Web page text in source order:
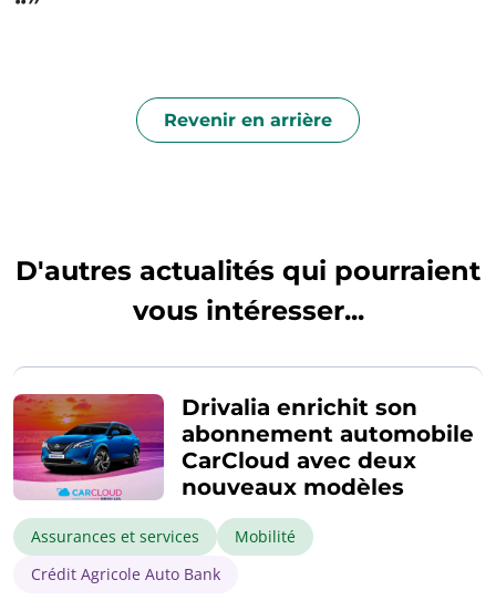
Revenir en arrière
D'autres actualités qui pourraient
vous intéresser...
Drivalia enrichit son
abonnement automobile
CarCloud avec deux
nouveaux modèles
Assurances et services
Mobilité
Crédit Agricole Auto Bank